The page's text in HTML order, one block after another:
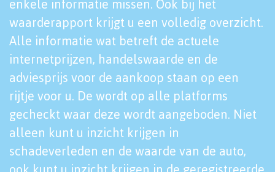
enkele informatie missen. Ook bij het
waarderapport krijgt u een volledig overzicht.
Alle informatie wat betreft de actuele
internetprijzen, handelswaarde en de
adviesprijs voor de aankoop staan op een
rijtje voor u. De wordt op alle platforms
gecheckt waar deze wordt aangeboden. Niet
alleen kunt u inzicht krijgen in
schadeverleden en de waarde van de auto,